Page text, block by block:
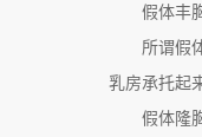
假体丰胸
所谓假体
乳房承托起
假体隆胸